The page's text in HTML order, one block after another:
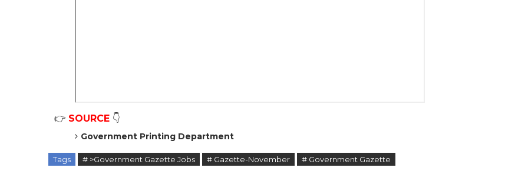
👉 SOURCE 👇
Government Printing Department
Tags # >Government Gazette Jobs # Gazette-November # Government Gazette